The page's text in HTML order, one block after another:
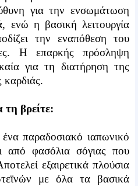
για την ενσωμάτωση
ενώ η βασική λειτουργία
την εναπόθεση του
Η επαρκής πρόσληψη
για τη διατήρηση της
καρδιάς.
τη βρείτε:
παραδοσιακό ιαπωνικό
από φασόλια σόγιας που
εξαιρετικά πλούσια
με όλα τα βασικά